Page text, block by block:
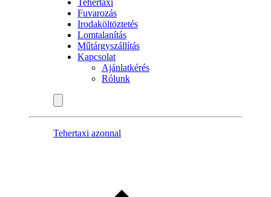
Tehertaxi
Fuvarozás
Irodaköltöztetés
Lomtalanítás
Műtárgyszállítás
Kapcsolat
Ajánlatkérés
Rólunk
Tehertaxi azonnal